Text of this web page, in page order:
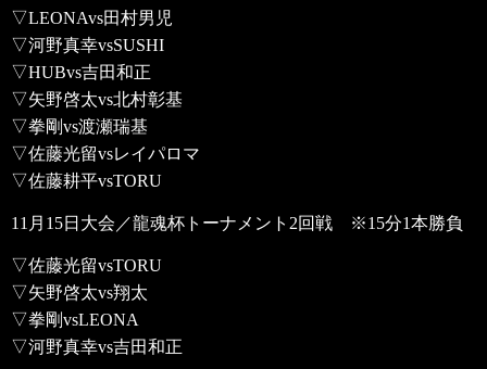
▽LEONAvs田村男児
▽河野真幸vsSUSHI
▽HUBvs吉田和正
▽矢野啓太vs北村彰基
▽拳剛vs渡瀬瑞基
▽佐藤光留vsレイパロマ
▽佐藤耕平vsTORU
11月15日大会／龍魂杯トーナメント2回戦 ※15分1本勝負
▽佐藤光留vsTORU
▽矢野啓太vs翔太
▽拳剛vsLEONA
▽河野真幸vs吉田和正